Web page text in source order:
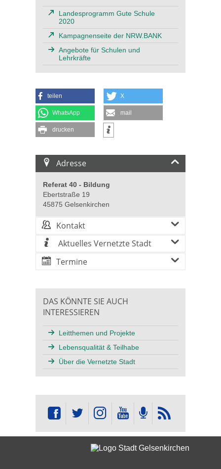
Landesprogramm Gute Schule
2020
Kampagnenseite der NRW.BANK
Angebote für Schulen und
Lehrkräfte
teilen X
WhatsApp mail
drucken
Adresse
Referat 40 - Bildung
Ebertstraße 19
45875 Gelsenkirchen
Kontakt
Aktuelles Vernetzte Stadt
Termine
DAS KÖNNTE SIE AUCH
INTERESSIEREN
Leitthemen und Projekte
Lebensqualität & Teilhabe
Über die Vernetzte Stadt